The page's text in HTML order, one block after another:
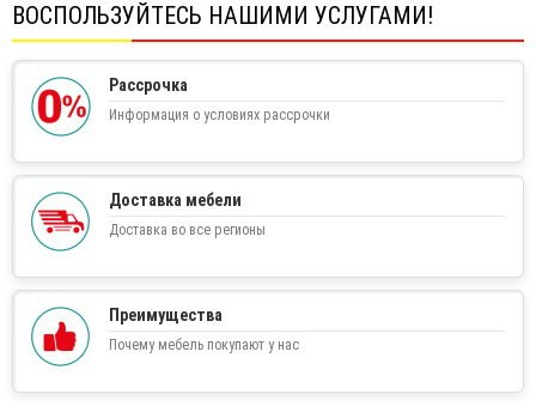
ВОСПОЛЬЗУЙТЕСЬ НАШИМИ УСЛУГАМИ!
Рассрочка
Информация о условиях рассрочки
Доставка мебели
Доставка во все регионы
Преимущества
Почему мебель покупают у нас